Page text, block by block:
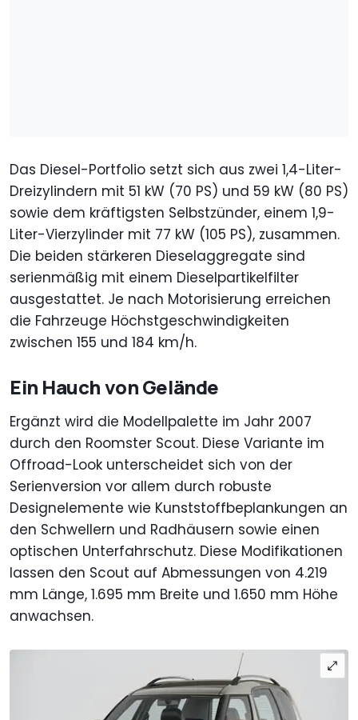
Das Diesel-Portfolio setzt sich aus zwei 1,4-Liter-
Dreizylindern mit 51 kW (70 PS) und 59 kW (80 PS)
sowie dem kräftigsten Selbstzünder, einem 1,9-
Liter-Vierzylinder mit 77 kW (105 PS), zusammen.
Die beiden stärkeren Dieselaggregate sind
serienmäßig mit einem Dieselpartikelfilter
ausgestattet. Je nach Motorisierung erreichen
die Fahrzeuge Höchstgeschwindigkeiten
zwischen 155 und 184 km/h.
Ein Hauch von Gelände
Ergänzt wird die Modellpalette im Jahr 2007
durch den Roomster Scout. Diese Variante im
Offroad-Look unterscheidet sich von der
Serienversion vor allem durch robuste
Designelemente wie Kunststoffbeplankungen an
den Schwellern und Radhäusern sowie einen
optischen Unterfahrschutz. Diese Modifikationen
lassen den Scout auf Abmessungen von 4.219
mm Länge, 1.695 mm Breite und 1.650 mm Höhe
anwachsen.